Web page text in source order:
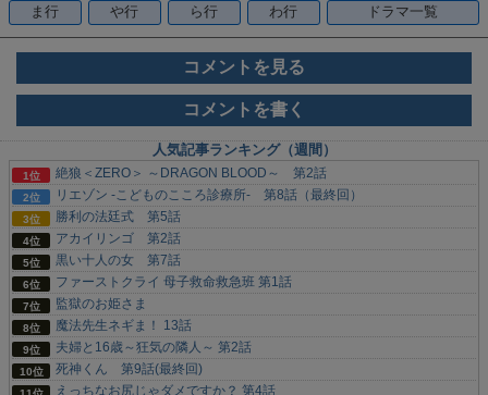
ま行
や行 ら行 わ行 ドラマ一覧
コメントを見る
コメントを書く
人気記事ランキング（週間）
絶狼＜ZERO＞ ～DRAGON BLOOD～ 第2話
リエゾン -こどものこころ診療所- 第8話（最終回）
勝利の法廷式 第5話
アカイリンゴ 第2話
黒い十人の女 第7話
ファーストクライ 母子救命救急班 第1話
監獄のお姫さま
魔法先生ネギま！ 13話
夫婦と16歳～狂気の隣人～ 第2話
死神くん 第9話(最終回)
えっちなお尻じゃダメですか？ 第4話